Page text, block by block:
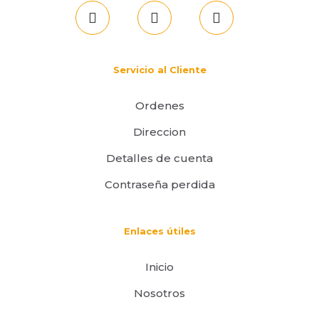
Servicio al Cliente
Ordenes
Direccion
Detalles de cuenta
Contraseña perdida
Enlaces útiles
Inicio
Nosotros